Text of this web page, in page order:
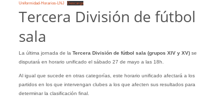
Uniformidad-Horarios-LNJ Descarga
Tercera División de fútbol
sala
La última jornada de la Tercera División de fútbol sala (grupos XIV y XV)se
disputará en horario unificado el sábado 27 de mayo a las 18h.
Al igual que sucede en otras categorías, este horario unificado afectará a los
partidos en los que intervengan clubes a los que afecten sus resultados para
determinar la clasificación final.